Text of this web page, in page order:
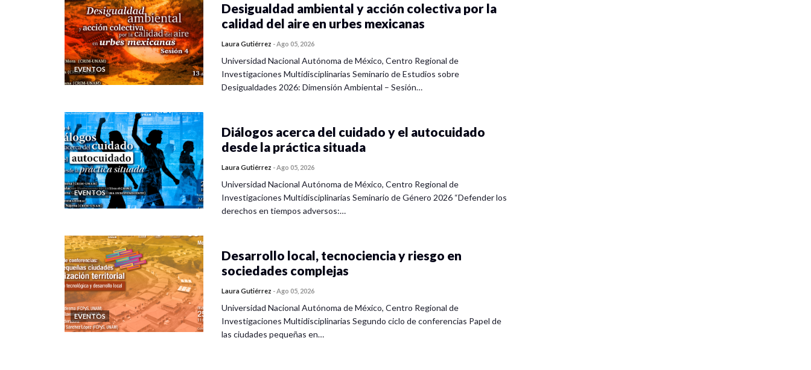
EVENTOS
Desigualdad ambiental y acción colectiva por la
calidad del aire en urbes mexicanas
Laura Gutiérrez -Ago 05, 2026
Universidad Nacional Autónoma de México, Centro Regional de
Investigaciones Multidisciplinarias Seminario de Estudios sobre
Desigualdades 2026: Dimensión Ambiental – Sesión…
EVENTOS
Diálogos acerca del cuidado y el autocuidado
desde la práctica situada
Laura Gutiérrez -Ago 05, 2026
Universidad Nacional Autónoma de México, Centro Regional de
Investigaciones Multidisciplinarias Seminario de Género 2026 “Defender los
derechos en tiempos adversos:…
EVENTOS
Desarrollo local, tecnociencia y riesgo en
sociedades complejas
Laura Gutiérrez -Ago 05, 2026
Universidad Nacional Autónoma de México, Centro Regional de
Investigaciones Multidisciplinarias Segundo ciclo de conferencias Papel de
las ciudades pequeñas en…